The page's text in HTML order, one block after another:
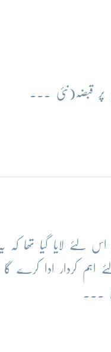
پر قبضہ(نئی ...
اس لئے لایا گیا تھا
کردار ادا کرے گا
...